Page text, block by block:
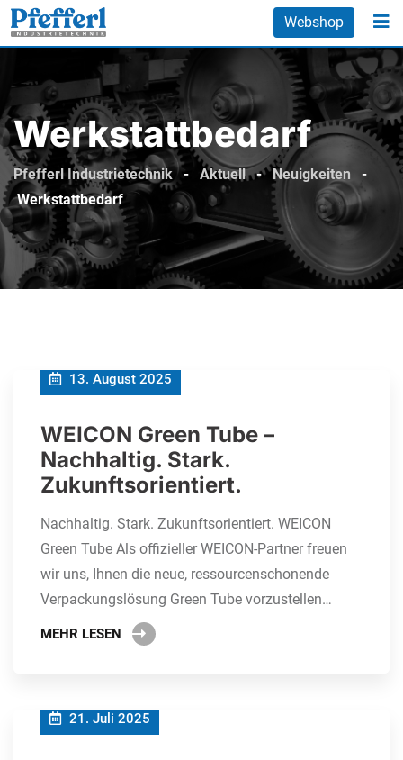
Skip
to
Webshop
Werkstattbedarf
Pfefferl Industrietechnik - Aktuell - Neuigkeiten
-
Werkstattbedarf
13. August 2025
WEICON Green Tube –
Nachhaltig. Stark.
Zukunftsorientiert.
Nachhaltig. Stark. Zukunftsorientiert. WEICON
Green Tube Als offizieller WEICON-Partner freuen
wir uns, Ihnen die neue, ressourcenschonende
Verpackungslösung Green Tube vorzustellen…
MEHR LESEN
21. Juli 2025